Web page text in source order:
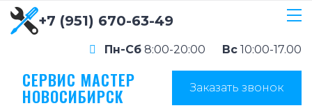
+7 (951) 670-63-49
Пн-Сб 8:00-20:00 Вс 10:00-17.00
СЕРВИС МАСТЕР
НОВОСИБИРСК Заказать звонок